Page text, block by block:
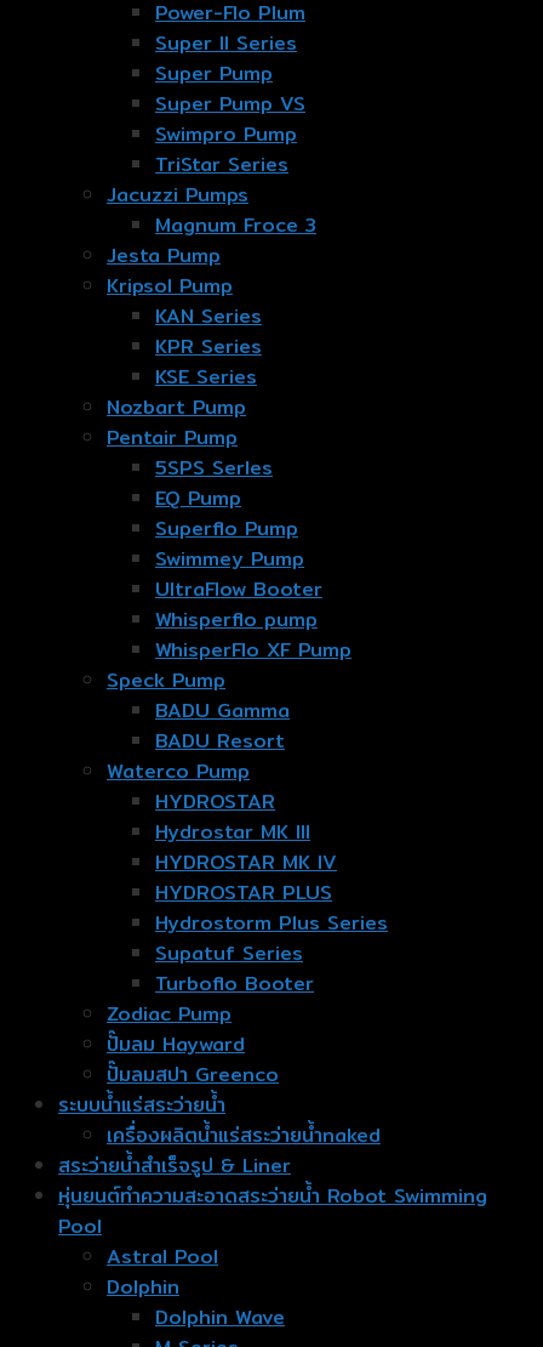
Power-Flo Plum
Super II Series
Super Pump
Super Pump VS
Swimpro Pump
TriStar Series
Jacuzzi Pumps
Magnum Froce 3
Jesta Pump
Kripsol Pump
KAN Series
KPR Series
KSE Series
Nozbart Pump
Pentair Pump
5SPS Serles
EQ Pump
Superflo Pump
Swimmey Pump
UltraFlow Booter
Whisperflo pump
WhisperFlo XF Pump
Speck Pump
BADU Gamma
BADU Resort
Waterco Pump
HYDROSTAR
Hydrostar MK III
HYDROSTAR MK IV
HYDROSTAR PLUS
Hydrostorm Plus Series
Supatuf Series
Turboflo Booter
Zodiac Pump
ปั๊มลม Hayward
ปั๊มลมสปา Greenco
ระบบน้ำแร่สระว่ายน้ำ
เครื่องผลิตน้ำแร่สระว่ายน้ำnaked
สระว่ายน้ำสำเร็จรูป & Liner
หุ่นยนต์ทำความสะอาดสระว่ายน้ำ Robot Swimming
Pool
Astral Pool
Dolphin
Dolphin Wave